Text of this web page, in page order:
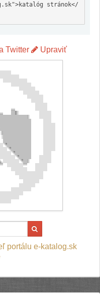
stránok</
Twitter Upraviť
portálu e-katalog.sk